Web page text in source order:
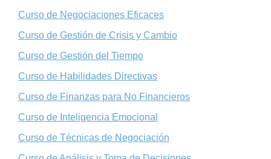
Curso de Negociaciones Eficaces
Curso de Gestión de Crisis y Cambio
Curso de Gestión del Tiempo
Curso de Habilidades Directivas
Curso de Finanzas para No Financieros
Curso de Inteligencia Emocional
Curso de Técnicas de Negociación